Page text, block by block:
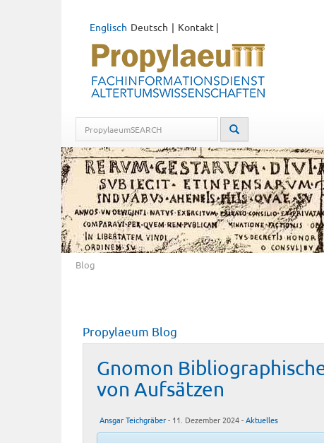
Deutsch
Englisch Kontakt |
Blog
Propylaeum Blog
Gnomon
von Aufsätzen
Ansgar Teichgräber- 11. Dezember 2024 -Aktuelles